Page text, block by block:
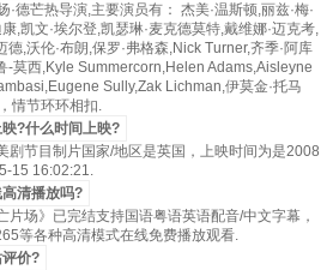
德芒热导演,主要演员有： 杰美·温斯顿,丽兹·梅·
,凯文·埃尔登,凯瑟琳·麦克德莫特,戴维娜·迈克考,
德,沃伦·布朗,保罗·弗格森,Nick Turner,齐季·阿库
-莫西,Kyle Summercorn,Helen Adams,Aisleyne
Sully,Zak Lichman,伊莫金·托马
情节环环相扣.
?什么时间上映?
剧节目制片国家/地区是英国，上映时间为是2008
15 16:02:21.
清播放吗?
场》已完结支持国语粤语英语配音/中文字幕，
等各种高清模式在线免费播放观看.
价?